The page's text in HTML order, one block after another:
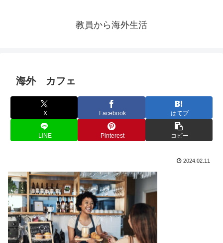
教員から海外生活
海外 カフェ
X Facebook はてブ
LINE Pinterest コピー
2024.02.11